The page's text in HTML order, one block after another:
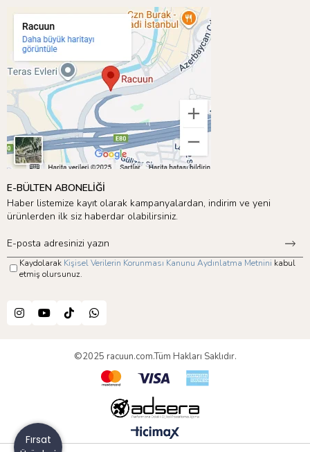
E-BÜLTEN ABONELİĞİ
Haber listemize kayıt olarak kampanyalardan, indirim ve yeni
ürünlerden ilk siz haberdar olabilirsiniz.
Kaydolarak Kişisel Verilerin Korunması Kanunu Aydınlatma Metnini kabul
etmiş olursunuz.
©2025 racuun.com.Tüm Hakları Saklıdır.
Fırsat